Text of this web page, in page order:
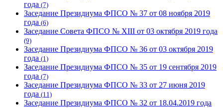
года (7)
Заседание Президиума ФПСО № 37 от 08 ноября 2019
года (6)
Заседание Совета ФПСО № XIII от 03 октября 2019 года
(9)
Заседание Президиума ФПСО № 36 от 03 октября 2019
года (1)
Заседание Президиума ФПСО № 35 от 19 сентября 2019
года (7)
Заседание Президиума ФПСО № 33 от 27 июня 2019
года (11)
Заседание Президиума ФПСО № 32 от 18.04.2019 года